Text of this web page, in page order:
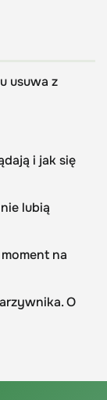
usuwa z
i jak się
lubią
na
O